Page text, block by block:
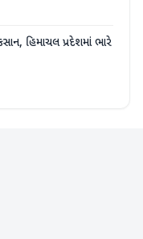
હિમાચલ પ્રદેશમાં ભારે